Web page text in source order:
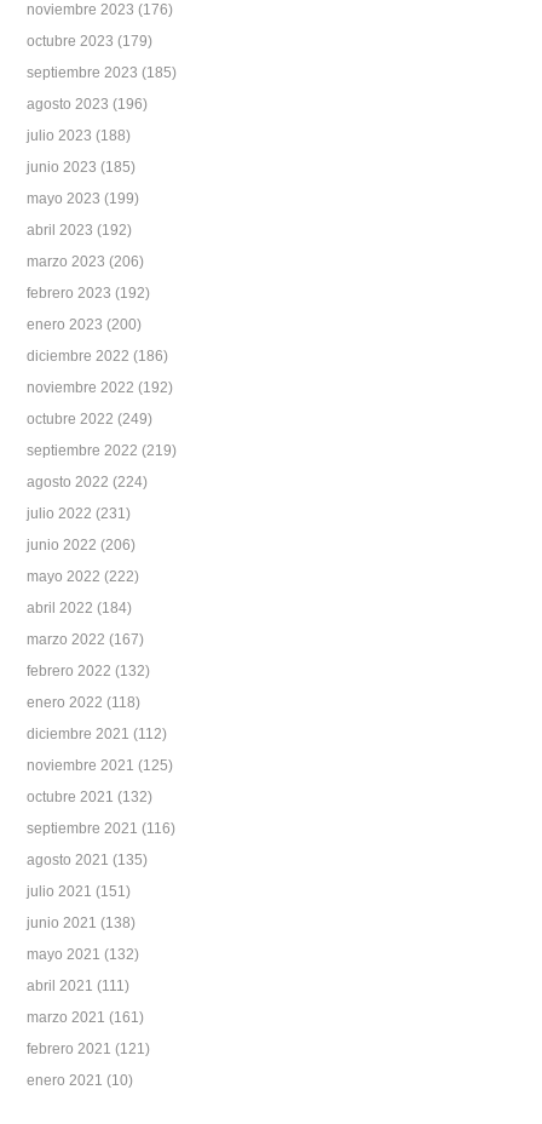
noviembre 2023 (176)
octubre 2023 (179)
septiembre 2023 (185)
agosto 2023 (196)
julio 2023 (188)
junio 2023 (185)
mayo 2023 (199)
abril 2023 (192)
marzo 2023 (206)
febrero 2023 (192)
enero 2023 (200)
diciembre 2022 (186)
noviembre 2022 (192)
octubre 2022 (249)
septiembre 2022 (219)
agosto 2022 (224)
julio 2022 (231)
junio 2022 (206)
mayo 2022 (222)
abril 2022 (184)
marzo 2022 (167)
febrero 2022 (132)
enero 2022 (118)
diciembre 2021 (112)
noviembre 2021 (125)
octubre 2021 (132)
septiembre 2021 (116)
agosto 2021 (135)
julio 2021 (151)
junio 2021 (138)
mayo 2021 (132)
abril 2021 (111)
marzo 2021 (161)
febrero 2021 (121)
enero 2021 (10)